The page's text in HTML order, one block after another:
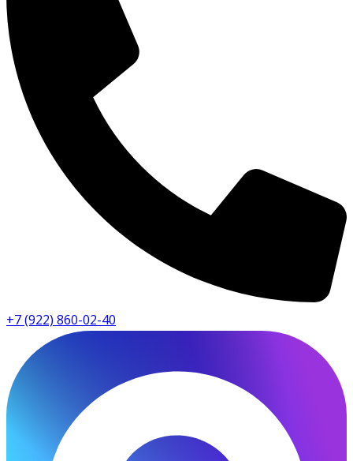
+7 (922) 860-02-40